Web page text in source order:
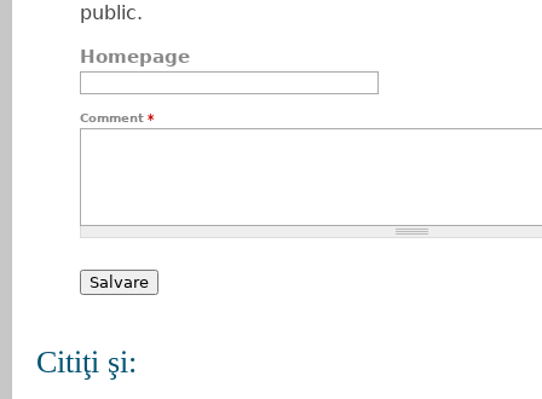
public.
Homepage
Comment *
Citiţi şi: